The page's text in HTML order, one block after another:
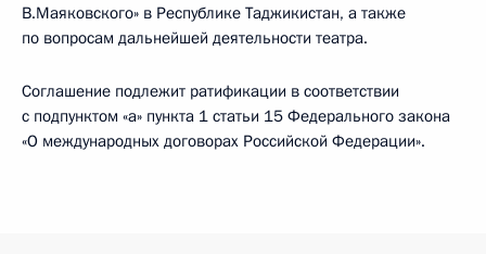
В.Маяковского» в Республике Таджикистан, а также
по вопросам дальнейшей деятельности театра.
Соглашение подлежит ратификации в соответствии
с подпунктом «а» пункта 1 статьи 15 Федерального закона
«О международных договорах Российской Федерации».